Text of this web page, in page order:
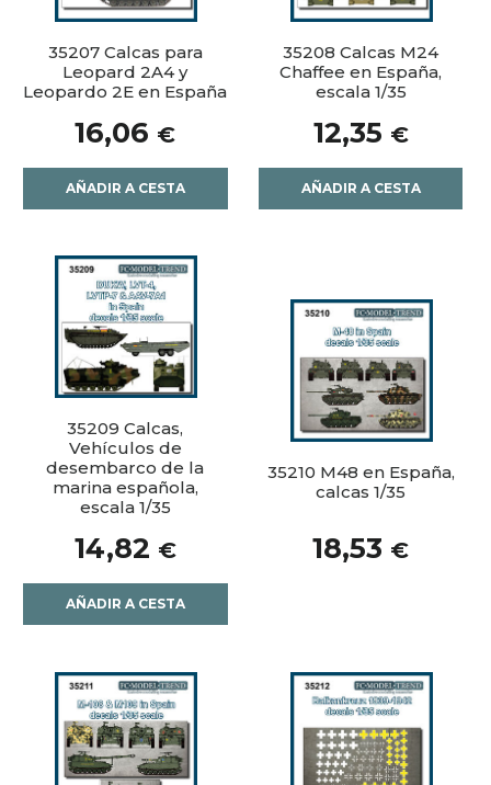
35207 Calcas para
Leopard 2A4 y
Leopardo 2E en España
16,06 €
AÑADIR A CESTA
35208 Calcas M24
Chaffee en España,
escala 1/35
12,35 €
AÑADIR A CESTA
35209 Calcas,
Vehículos de
desembarco de la
marina española,
escala 1/35
14,82 €
AÑADIR A CESTA
35210 M48 en España,
calcas 1/35
18,53 €